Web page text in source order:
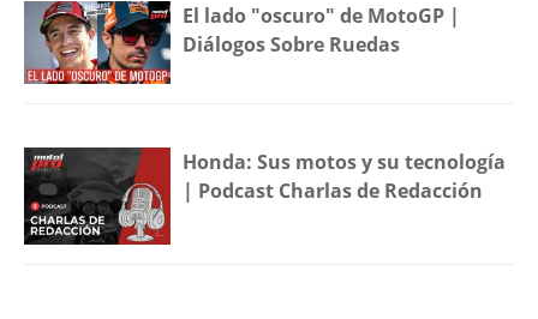
El lado "oscuro" de MotoGP |
Diálogos Sobre Ruedas
Honda: Sus motos y su tecnología
| Podcast Charlas de Redacción